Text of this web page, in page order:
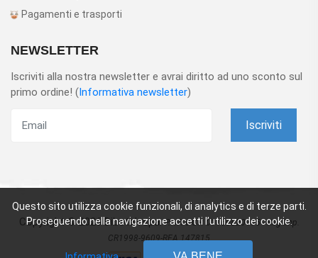
Questo sito utilizza cookie funzionali, di analytics e di terze parti.
Proseguendo nella navigazione accetti l’utilizzo dei cookie.
Pagamenti e trasporti
NEWSLETTER
Iscriviti alla nostra newsletter e avrai diritto ad uno sconto sul
primo ordine! (Informativa newsletter)
Iscriviti
Copyright © 2026 Dibotek spa.P.IVA e CF: 01160820195 - Reg Imp.
CR1998-9609-REA 147815